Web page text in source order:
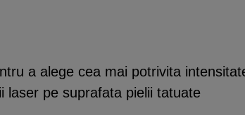
a alege cea mai potrivita
laser pe suprafata pielii tatuate